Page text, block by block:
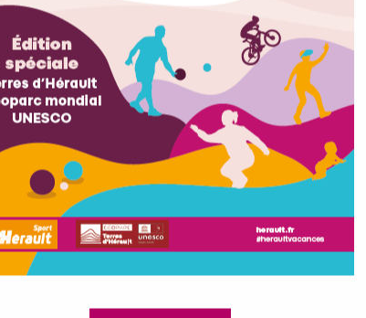
marins de l'Hérault